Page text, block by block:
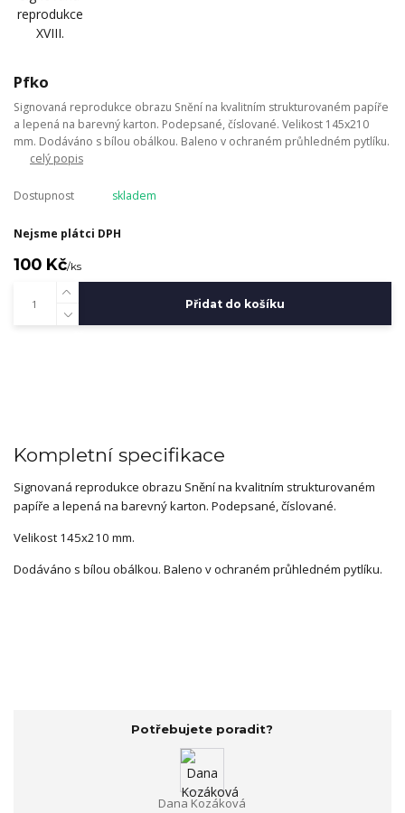
Pfko
Signovaná reprodukce obrazu Snění na kvalitním strukturovaném papíře
a lepená na barevný karton. Podepsané, číslované. Velikost 145x210
mm. Dodáváno s bílou obálkou. Baleno v ochraném průhledném pytlíku.
celý popis
Dostupnost skladem
Nejsme plátci DPH
100 Kč/ks
Přidat do košíku
Kompletní specifikace
Signovaná reprodukce obrazu Snění na kvalitním strukturovaném
papíře a lepená na barevný karton. Podepsané, číslované.
Velikost 145x210 mm.
Dodáváno s bílou obálkou. Baleno v ochraném průhledném pytlíku.
Potřebujete poradit?
Dana Kozáková